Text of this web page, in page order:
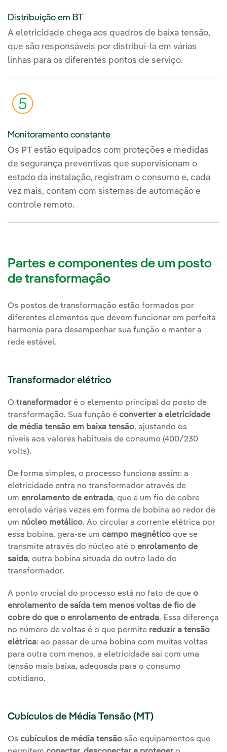
Distribuição em BT
A eletricidade chega aos quadros de baixa tensão,
que são responsáveis por distribuí-la em várias
linhas para os diferentes pontos de serviço.
Monitoramento constante
Os PT estão equipados com proteções e medidas
de segurança preventivas que supervisionam o
estado da instalação, registram o consumo e, cada
vez mais, contam com sistemas de automação e
controle remoto.
Partes e componentes de um posto
de transformação
Os postos de transformação estão formados por
diferentes elementos que devem funcionar em perfeita
harmonia para desempenhar sua função e manter a
rede estável.
Transformador elétrico
O transformador é o elemento principal do posto de
transformação. Sua função é converter a eletricidade
de média tensão em baixa tensão, ajustando os
níveis aos valores habituais de consumo (400/230
volts).
De forma simples, o processo funciona assim: a
eletricidade entra no transformador através de
um enrolamento de entrada, que é um fio de cobre
enrolado várias vezes em forma de bobina ao redor de
um núcleo metálico. Ao circular a corrente elétrica por
essa bobina, gera-se um campo magnético que se
transmite através do núcleo até o enrolamento de
saída, outra bobina situada do outro lado do
transformador.
A ponto crucial do processo está no fato de que o
enrolamento de saída tem menos voltas de fio de
cobre do que o enrolamento de entrada. Essa diferença
no número de voltas é o que permite reduzir a tensão
elétrica: ao passar de uma bobina com muitas voltas
para outra com menos, a eletricidade sai com uma
tensão mais baixa, adequada para o consumo
cotidiano.
Cubículos de Média Tensão (MT)
Os cubículos de média tensão são equipamentos que